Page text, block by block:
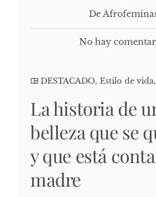
De
No hay
DESTACADO, Estilo de vida,
La historia de
belleza que se
y que está
madre